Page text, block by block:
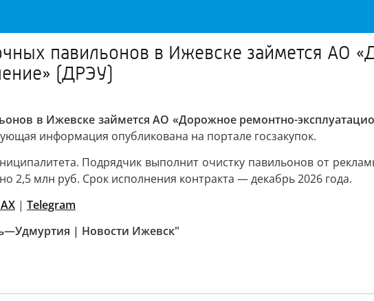
павильонов в Ижевске займется АО
(ДРЭУ)
в Ижевске займется АО «Дорожное ремонтно-
информация опубликована на портале госзакупок.
Подрядчик выполнит очистку павильонов от
2,5 млн руб. Срок исполнения контракта — декабрь 2026 года.
| Telegram
| Новости Ижевск"